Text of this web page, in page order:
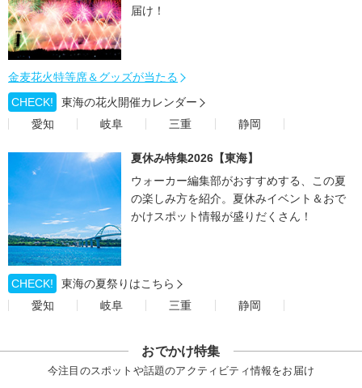
届け！
金麦花火特等席＆グッズが当たる
CHECK!
東海の花火開催カレンダー
愛知
岐阜 三重 静岡
夏休み特集2026【東海】
ウォーカー編集部がおすすめする、この夏
の楽しみ方を紹介。夏休みイベント＆おで
かけスポット情報が盛りだくさん！
CHECK!
東海の夏祭りはこちら
愛知
岐阜 三重 静岡
おでかけ特集
今注目のスポットや話題のアクティビティ情報をお届け